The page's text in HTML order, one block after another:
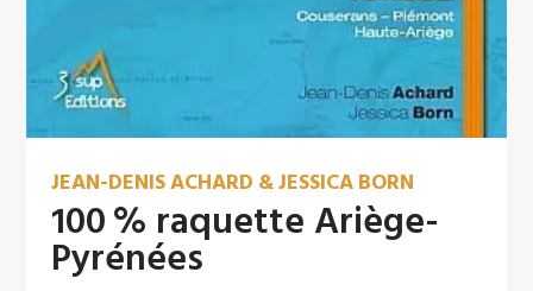
JEAN-DENIS ACHARD & JESSICA BORN
100 % raquette Ariège-
Pyrénées